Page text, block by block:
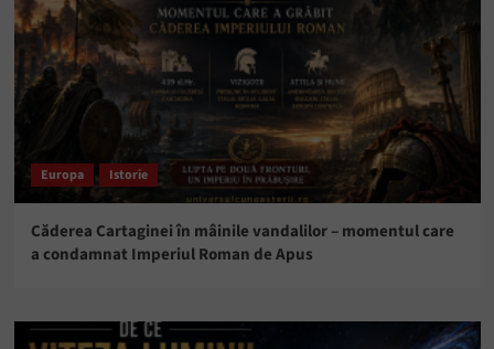
Europa Istorie
Căderea Cartaginei în mâinile vandalilor – momentul care
a condamnat Imperiul Roman de Apus